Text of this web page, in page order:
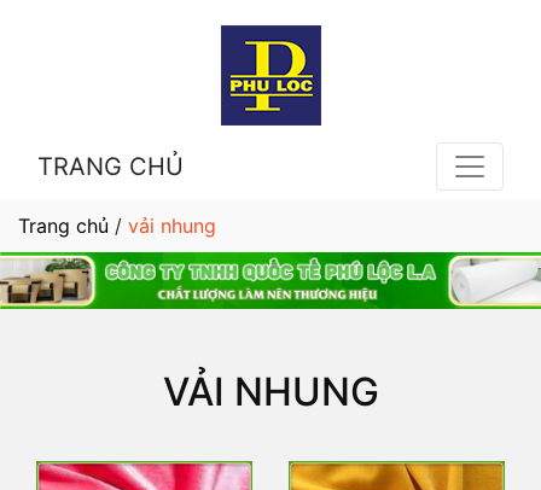
TRANG CHỦ
Trang chủ / vải nhung
VẢI NHUNG